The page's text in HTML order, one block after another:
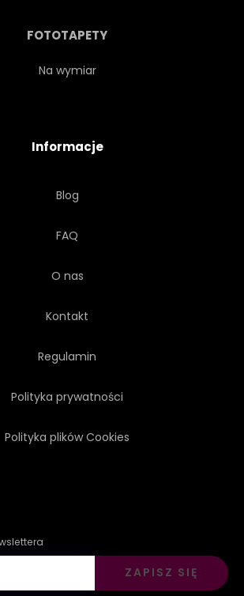
FOTOTAPETY
Na wymiar
Informacje
Blog
FAQ
O nas
Kontakt
Regulamin
Polityka prywatności
Polityka plików Cookies
ZAPISZ SIĘ